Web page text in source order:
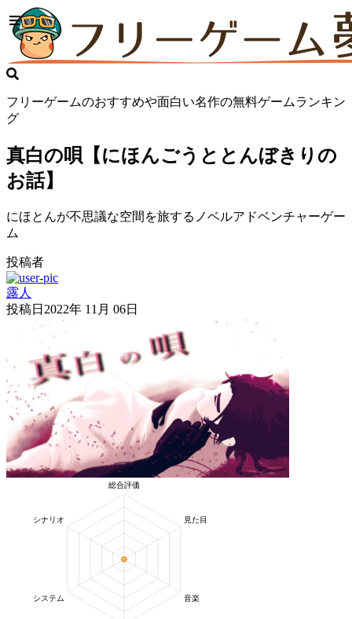
フリーゲームのおすすめや面白い名作の無料ゲームランキン
グ
真白の唄【にほんごうととんぼきりの
お話】
にほとんが不思議な空間を旅するノベルアドベンチャーゲー
ム
投稿者
露人
投稿日 2022年 11月 06日